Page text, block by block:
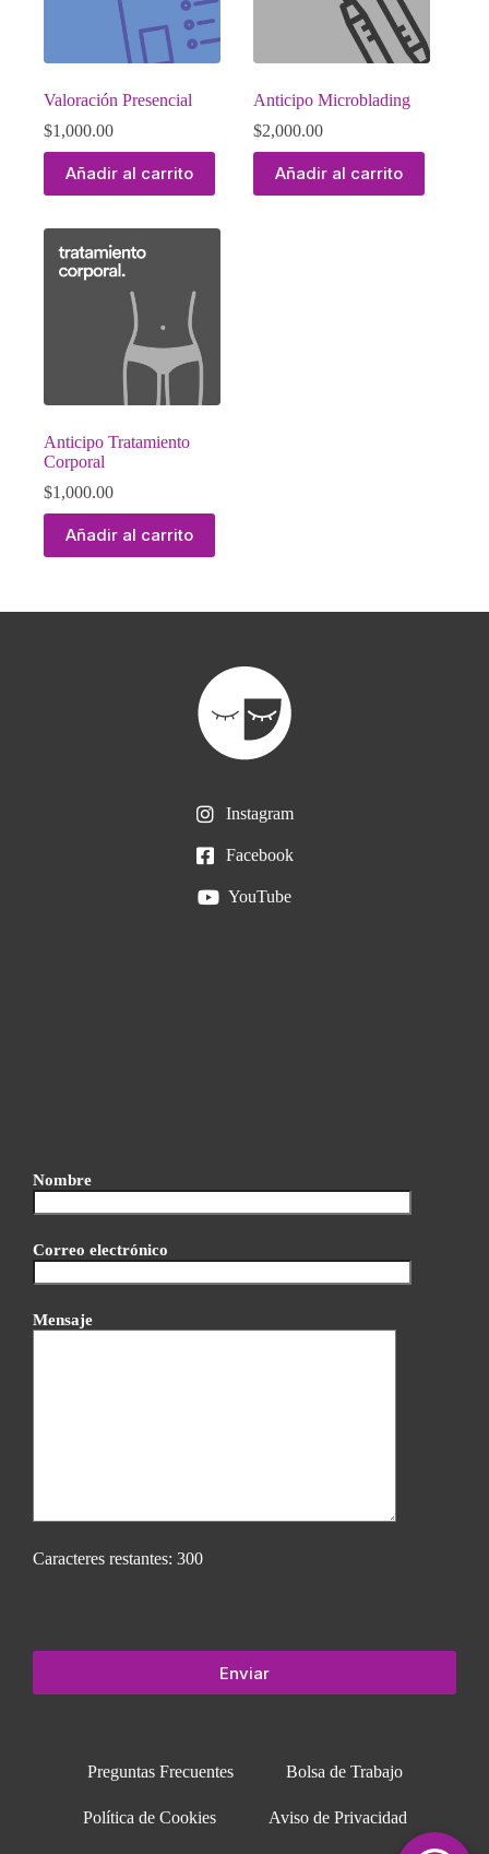
Valoración Presencial
$1,000.00
Añadir al carrito
Anticipo Microblading
$2,000.00
Añadir al carrito
Anticipo Tratamiento
Corporal
$1,000.00
Añadir al carrito
Instagram
Facebook
YouTube
Nombre
Correo electrónico
Mensaje
Caracteres restantes: 300
Preguntas Frecuentes Bolsa de Trabajo
Política de Cookies Aviso de Privacidad